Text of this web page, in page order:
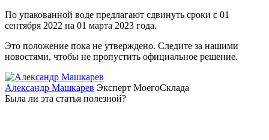
По упакованной воде предлагают сдвинуть сроки с 01
сентября 2022 на 01 марта 2023 года.
Это положение пока не утверждено. Следите за нашими
новостями, чтобы не пропустить официальное решение.
Александр Машкарев Эксперт МоегоСклада
Была ли эта статья полезной?